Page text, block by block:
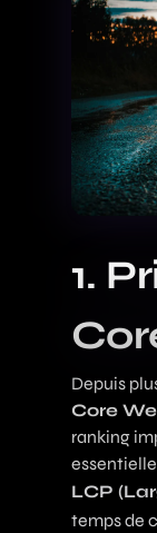
1.
Depuis
Core
ranking
LCP
temps de